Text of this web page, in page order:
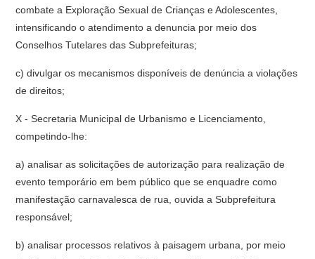
combate a Exploração Sexual de Crianças e Adolescentes,
intensificando o atendimento a denuncia por meio dos
Conselhos Tutelares das Subprefeituras;
c) divulgar os mecanismos disponíveis de denúncia a violações
de direitos;
X - Secretaria Municipal de Urbanismo e Licenciamento,
competindo-lhe:
a) analisar as solicitações de autorização para realização de
evento temporário em bem público que se enquadre como
manifestação carnavalesca de rua, ouvida a Subprefeitura
responsável;
b) analisar processos relativos à paisagem urbana, por meio